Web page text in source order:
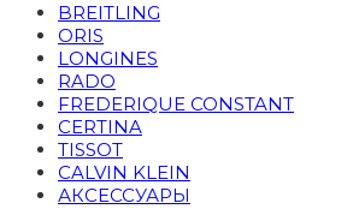
BREITLING
ORIS
LONGINES
RADO
FREDERIQUE CONSTANT
CERTINA
TISSOT
CALVIN KLEIN
АКСЕССУАРЫ